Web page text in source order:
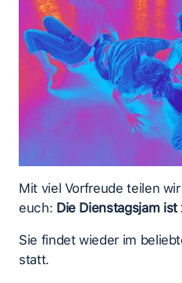
Mit viel Vorfreude teilen
euch: Die Dienstagsjam ist
Sie findet wieder im
statt.